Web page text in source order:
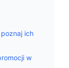
ich
w